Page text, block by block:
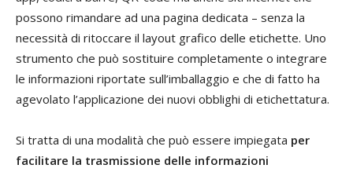
possono rimandare ad una pagina dedicata – senza la
necessità di ritoccare il layout grafico delle etichette. Uno
strumento che può sostituire completamente o integrare
le informazioni riportate sull’imballaggio e che di fatto ha
agevolato l’applicazione dei nuovi obblighi di etichettatura.
Si tratta di una modalità che può essere impiegata per
facilitare la trasmissione delle informazioni